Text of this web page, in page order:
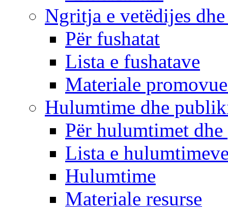
Ngritja e vetëdijes
Për fushatat
Lista e fushatave
Materiale
Hulumtime dhe
Për hulumtimet
Lista e
Hulumtime
Materiale resurse